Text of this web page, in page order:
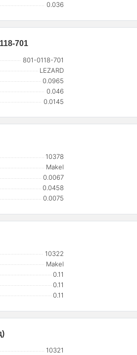
0.036
701
801-0118-701
LEZARD
0.0965
0.046
0.0145
10378
Makel
0.0067
0.0458
0.0075
10322
Makel
0.11
0.11
0.11
10321